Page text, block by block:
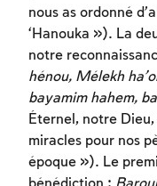
nous as ordonné
‘Hanouka »). La
notre
hénou, Mélekh
bayamim hahem,
Éternel, notre Dieu,
miracles pour nos
époque »). Le